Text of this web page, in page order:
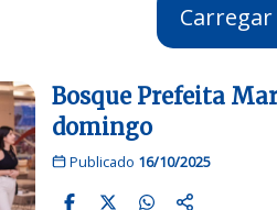
Carregar
Bosque Prefeita
domingo
Publicado 16/10/2025